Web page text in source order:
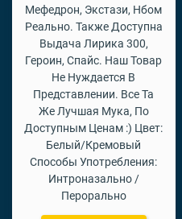
Мефедрон, Экстази, Нбом
Реально. Также Доступна
Выдача Лирика 300,
Героин, Спайс. Наш Товар
Не Нуждается В
Представлении. Все Та
Же Лучшая Мука, По
Доступным Ценам :) Цвет:
Белый/Кремовый
Способы Употребления:
Интроназально /
Перорально